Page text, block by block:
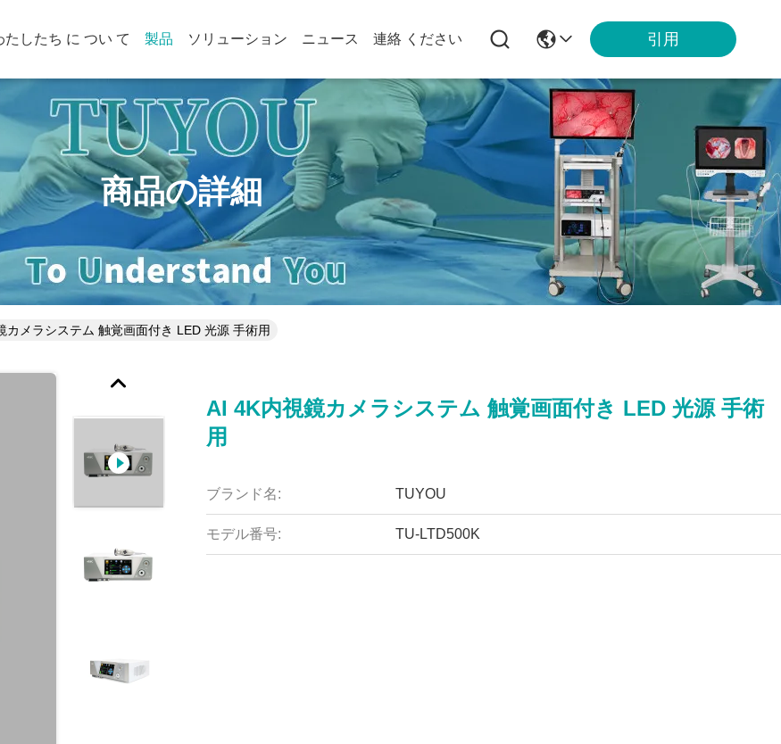
たしたち に つい て 製品 ソリューション ニュース 連絡 ください 引用
商品の詳細
カメラシステム 触覚画面付き LED 光源 手術用
AI 4K内視鏡カメラシステム 触覚画面付き LED 光源 手術
用
ブランド名: TUYOU
モデル番号: TU-LTD500K